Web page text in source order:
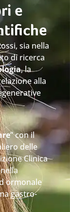
e
sia nella
di ricerca
, la
alla
” con il
delle
Clinica
ormonale
gastro-